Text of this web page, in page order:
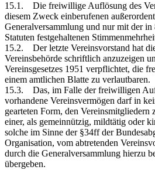
15.1. Die freiwillige Auflösung des
diesem Zweck einberufenen
Generalversammlung und nur mit der in
Statuten festgehaltenen
15.2. Der letzte Vereinsvorstand hat
Vereinsbehörde schriftlich anzuzeigen
Vereinsgesetzes 1951 verpflichtet, die
einem amtlichen Blatte zu verlautbaren.
15.3. Das, im Falle der freiwilligen
vorhandene Vereinsvermögen darf in
gearteten Form, den Vereinsmitgliedern
einer, als gemeinnützig, mildtätig oder
solche im Sinne der §34ff der
Organisation, vom abtretenden
durch die Generalversammlung hierzu
übergeben.